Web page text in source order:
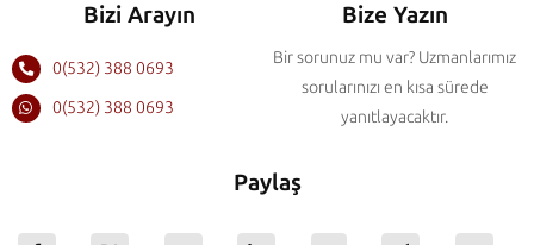
Bizi Arayın
0(532) 388 0693
0(532) 388 0693
Bize Yazın
Bir sorunuz mu var? Uzmanlarımız
sorularınızı en kısa sürede
yanıtlayacaktır.
Paylaş